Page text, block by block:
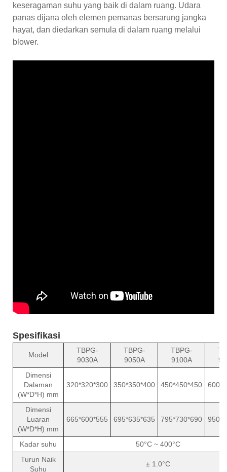
keseragaman suhu yang baik di dalam ruang. Udara
panas dijana oleh elemen pemanas bersarung jangka
hayat, dan diedarkan semula di dalam ruang melalui
blower.
Spesifikasi
Model
TBPG-
9030A
TBPG-
9050A
TBPG-
9100A
Dimensi
Dalaman
(W*D*H) mm
320*320*300 350*350*400 450*450*450
Dimensi
Luaran
(W*D*H) mm
665*600*555 695*635*635 795*730*690
Kadar suhu
50°C ~ 400°C
Turun Naik
Suhu
± 1.0°C